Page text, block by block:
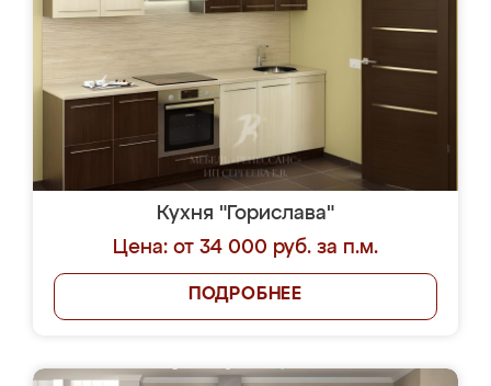
Кухня "Горислава"
Цена: от 34 000 руб. за п.м.
ПОДРОБНЕЕ